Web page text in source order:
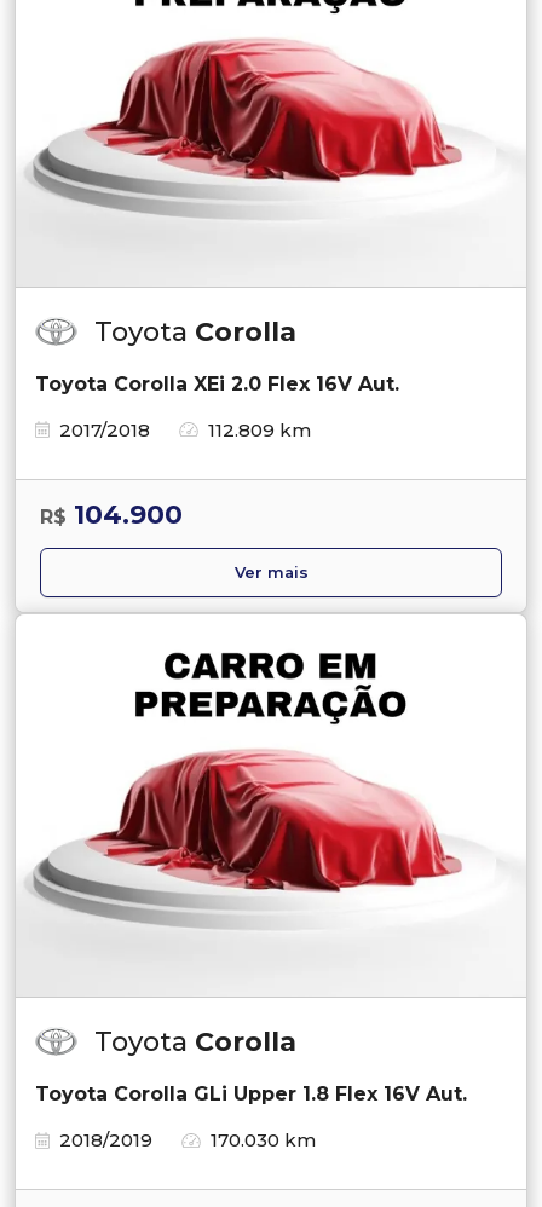
Toyota Corolla
Toyota Corolla XEi 2.0 Flex 16V Aut.
2017/2018
112.809 km
R$ 104.900
Ver mais
Toyota Corolla
Toyota Corolla GLi Upper 1.8 Flex 16V Aut.
2018/2019
170.030 km